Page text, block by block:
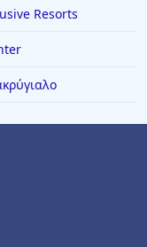
Resorts